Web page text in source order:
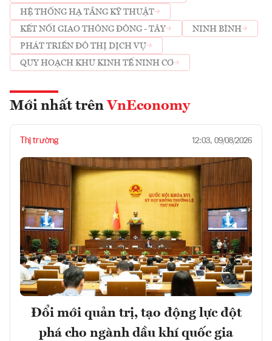
HỆ THỐNG HẠ TẦNG KỸ THUẬT
KẾT NỐI GIAO THÔNG ĐÔNG - TÂY
NINH BÌNH
PHÁT TRIỂN ĐÔ THỊ DỊCH VỤ
QUY HOẠCH KHU KINH TẾ NINH CƠ
Mới nhất trên VnEconomy
Thị trường 12:03, 09/08/2026
Đổi mới quản trị, tạo động lực đột
phá cho ngành dầu khí quốc gia